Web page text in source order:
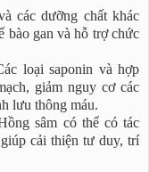
các dưỡng chất khác
bào gan và hỗ trợ chức
loại saponin và hợp
giảm nguy cơ các
lưu thông máu.
sâm có thể có tác
cải thiện tư duy, trí